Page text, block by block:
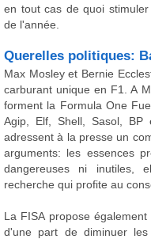
en tout cas de quoi
de l'année.
Querelles politiques:
Max Mosley et Bernie
carburant unique en F1. A
forment la Formula One
Agip, Elf, Shell, Sasol,
adressent à la presse un
arguments: les essences
dangereuses ni inutiles,
recherche qui profite au
La FISA propose
d'une part de diminuer